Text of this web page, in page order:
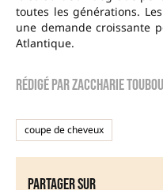
toutes les générations.
une demande croissante
Atlantique.
Rédigé parzaccharie
coupe de cheveux
Partager sur